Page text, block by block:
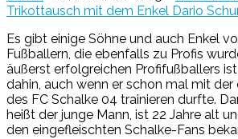
Trikottausch mit dem Enkel Dario
Es gibt einige Söhne und auch Enkel
Fußballern, die ebenfalls zu Profis
äußerst erfolgreichen Profifußballers
dahin, auch wenn er schon mal mit
des FC Schalke 04 trainieren durfte.
heißt der junge Mann, ist 22 Jahre alt
den eingefleischten Schalke-Fans